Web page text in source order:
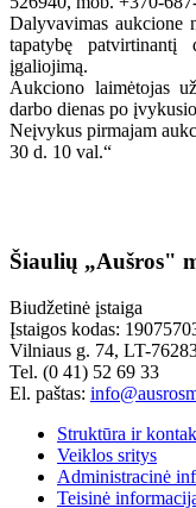
Dalyvavimas aukcione
tapatybę patvirtinantį
įgaliojimą.
Aukciono laimėtojas
darbo dienas po
Neįvykus pirmajam
30 d. 10 val.“
Šiaulių „Aušros"
Biudžetinė įstaiga
Įstaigos kodas:
Vilniaus g. 74, LT-
Tel. (0 41) 52 69 33
El. paštas:
Struktūra ir
Veiklos sritys
Administracinė
Teisinė